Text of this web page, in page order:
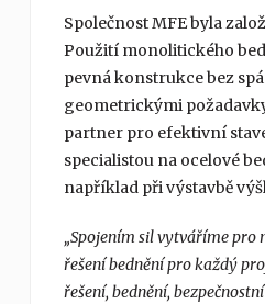
Společnost MFE byla
Použití monolitického
pevná konstrukce bez
geometrickými
partner pro efektivní
specialistou na ocelové
například při výstavbě
„Spojením sil vytváříme pro
řešení bednění pro každý
řešení, bednění,